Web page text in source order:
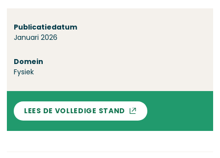
Publicatiedatum
Januari 2026
Domein
Fysiek
LEES DE VOLLEDIGE STAND